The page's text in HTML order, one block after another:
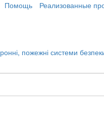
Помощь Реализованные